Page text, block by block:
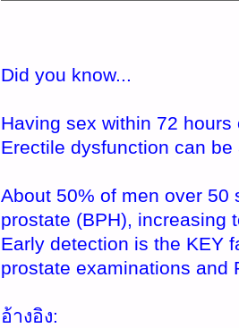
Did you know...
Having sex within 72
Erectile dysfunction can
About 50% of men over 50
prostate (BPH), increasing
Early detection is the KEY
prostate examinations and
อ้างอิง: